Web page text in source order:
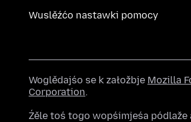
Wuslěźćo nastawki pomocy
Woglědajśo se k załožbje Mozilla
Corporation.
Źěle toś togo wopśimjeśa